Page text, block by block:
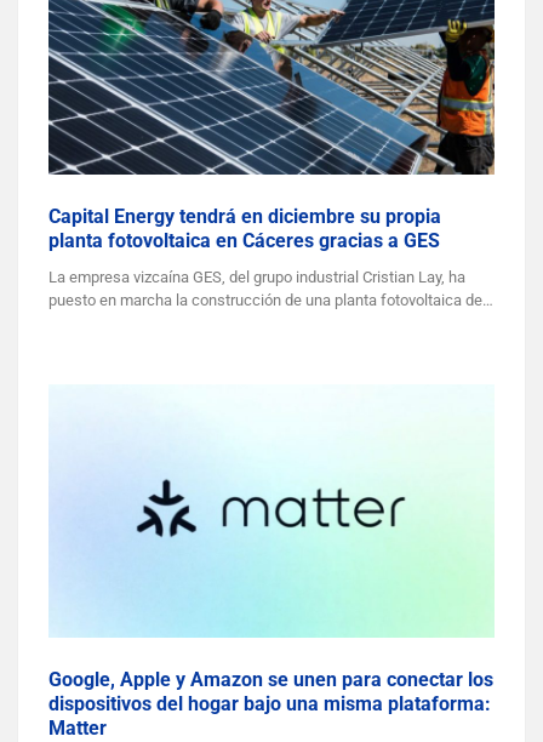
Capital Energy tendrá en diciembre su propia
planta fotovoltaica en Cáceres gracias a GES
La empresa vizcaína GES, del grupo industrial Cristian Lay, ha
puesto en marcha la construcción de una planta fotovoltaica de…
Google, Apple y Amazon se unen para conectar los
dispositivos del hogar bajo una misma plataforma:
Matter